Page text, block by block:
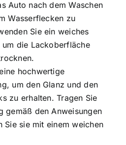
Auto nach dem Waschen
Wasserflecken zu
Sie ein weiches
die Lackoberfläche
hochwertige
um den Glanz und den
zu erhalten. Tragen Sie
gemäß den Anweisungen
Sie sie mit einem weichen